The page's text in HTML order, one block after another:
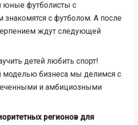
юные футболисты с
знакомятся с футболом. А после
ждут следующей
детей любить спорт!
моделью бизнеса мы делимся с
и амбициозными
регионов для